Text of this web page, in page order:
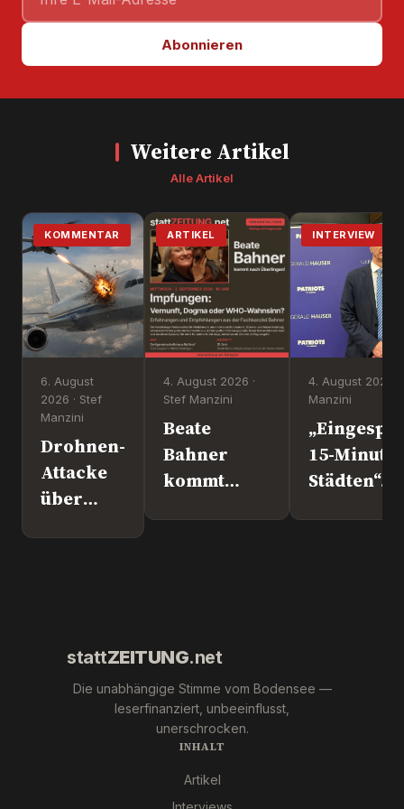
Abonnieren
Weitere Artikel
Alle Artikel
KOMMENTAR
6. August
2026 · Stef
Manzini
Drohnen-
Attacke
über
ARTIKEL
4. August 2026 ·
Stef Manzini
Beate
Bahner
kommt
INTERVIEW
4. August 2026 ·
Manzini
15-
Städten“.
stattZEITUNG.net
Die unabhängige Stimme vom Bodensee —
leserfinanziert, unbeeinflusst,
unerschrocken.
INHALT
Artikel